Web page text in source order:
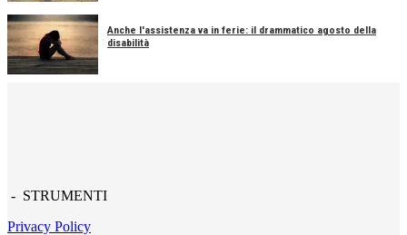
Anche l'assistenza va in ferie: il drammatico agosto della
disabilità
- STRUMENTI
Privacy Policy